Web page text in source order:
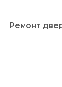
Ремонт